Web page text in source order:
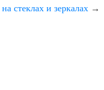
стеклах и зеркалах→